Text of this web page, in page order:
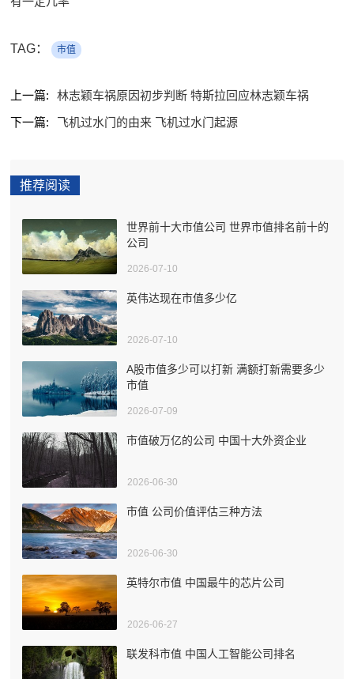
TAG： 市值
上一篇:
林志颖车祸原因初步判断 特斯拉回应林志颖车祸
下一篇:
飞机过水门的由来 飞机过水门起源
推荐阅读
世界前十大市值公司 世界市值排名前十的
公司
2026-07-10
英伟达现在市值多少亿
2026-07-10
A股市值多少可以打新 满额打新需要多少
市值
2026-07-09
市值破万亿的公司 中国十大外资企业
2026-06-30
市值 公司价值评估三种方法
2026-06-30
英特尔市值 中国最牛的芯片公司
2026-06-27
联发科市值 中国人工智能公司排名